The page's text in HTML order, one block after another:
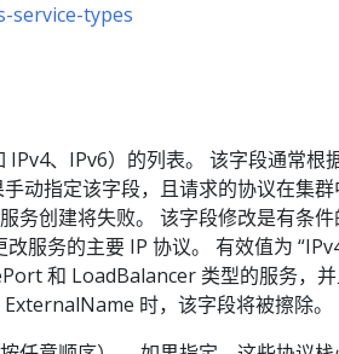
service-types
、IPv6）的列表。 该字段通常根
动指定该字段，且请求的协议在集
创建将失败。 该字段修改是有条件
服务的主要 IP 协议。 有效值为
和 LoadBalancer 类型的服务，
时，该字段将被擦除。